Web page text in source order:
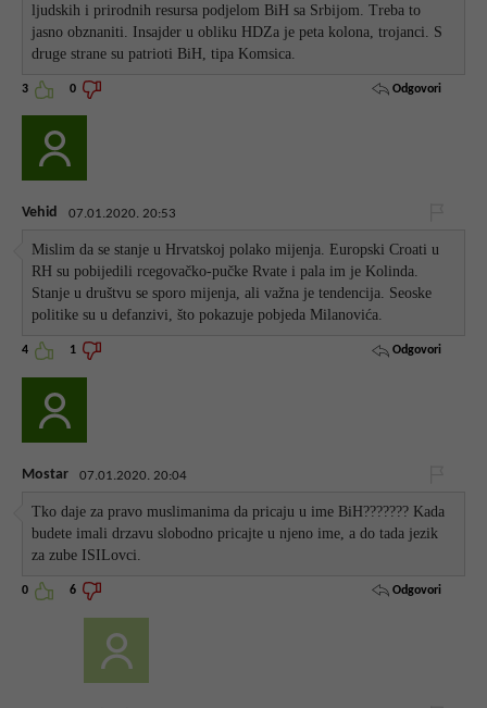
ljudskih i prirodnih resursa podjelom BiH sa Srbijom. Treba to
jasno obznaniti. Insajder u obliku HDZa je peta kolona, trojanci. S
druge strane su patrioti BiH, tipa Komsica.
3 0 Odgovori
Vehid 07.01.2020. 20:53
Mislim da se stanje u Hrvatskoj polako mijenja. Europski Croati u
RH su pobijedili rcegovačko-pučke Rvate i pala im je Kolinda.
Stanje u društvu se sporo mijenja, ali važna je tendencija. Seoske
politike su u defanzivi, što pokazuje pobjeda Milanovića.
4 1 Odgovori
Mostar 07.01.2020. 20:04
Tko daje za pravo muslimanima da pricaju u ime BiH??????? Kada
budete imali drzavu slobodno pricajte u njeno ime, a do tada jezik
za zube ISILovci.
0 6 Odgovori